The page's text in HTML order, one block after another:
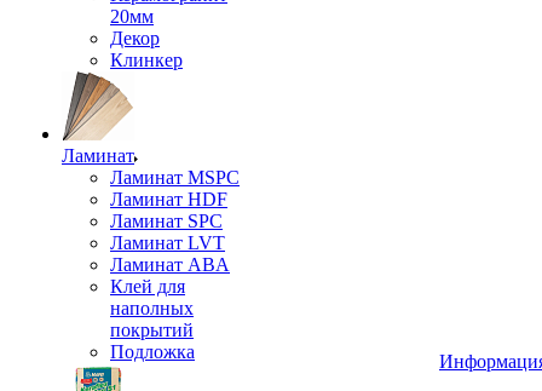
20мм
Декор
Клинкер
Ламинат
Ламинат MSPC
Ламинат HDF
Ламинат SPC
Ламинат LVT
Ламинат ABA
Клей для
наполных
покрытий
Подложка